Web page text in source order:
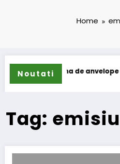
Home
Noutati
gama de anvelope pentru
Tag: